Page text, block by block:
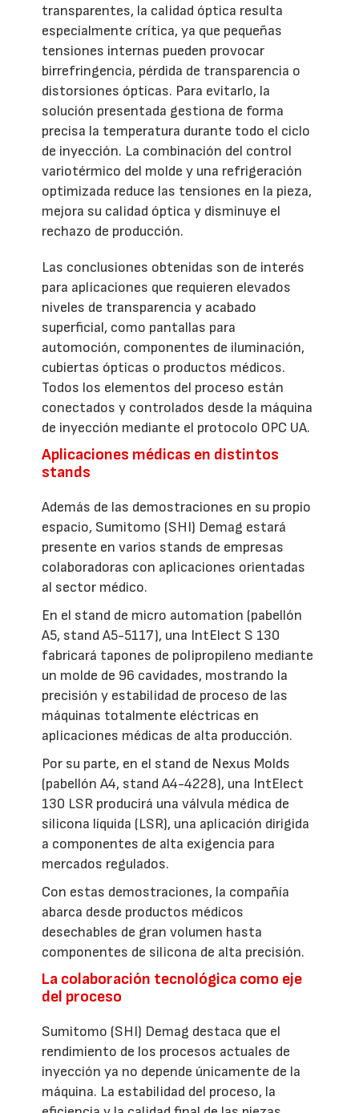
transparentes, la calidad óptica resulta
especialmente crítica, ya que pequeñas
tensiones internas pueden provocar
birrefringencia, pérdida de transparencia o
distorsiones ópticas. Para evitarlo, la
solución presentada gestiona de forma
precisa la temperatura durante todo el ciclo
de inyección. La combinación del control
variotérmico del molde y una refrigeración
optimizada reduce las tensiones en la pieza,
mejora su calidad óptica y disminuye el
rechazo de producción.
Las conclusiones obtenidas son de interés
para aplicaciones que requieren elevados
niveles de transparencia y acabado
superficial, como pantallas para
automoción, componentes de iluminación,
cubiertas ópticas o productos médicos.
Todos los elementos del proceso están
conectados y controlados desde la máquina
de inyección mediante el protocolo OPC UA.
Aplicaciones médicas en distintos
stands
Además de las demostraciones en su propio
espacio, Sumitomo (SHI) Demag estará
presente en varios stands de empresas
colaboradoras con aplicaciones orientadas
al sector médico.
En el stand de micro automation (pabellón
A5, stand A5-5117), una IntElect S 130
fabricará tapones de polipropileno mediante
un molde de 96 cavidades, mostrando la
precisión y estabilidad de proceso de las
máquinas totalmente eléctricas en
aplicaciones médicas de alta producción.
Por su parte, en el stand de Nexus Molds
(pabellón A4, stand A4-4228), una IntElect
130 LSR producirá una válvula médica de
silicona líquida (LSR), una aplicación dirigida
a componentes de alta exigencia para
mercados regulados.
Con estas demostraciones, la compañía
abarca desde productos médicos
desechables de gran volumen hasta
componentes de silicona de alta precisión.
La colaboración tecnológica como eje
del proceso
Sumitomo (SHI) Demag destaca que el
rendimiento de los procesos actuales de
inyección ya no depende únicamente de la
máquina. La estabilidad del proceso, la